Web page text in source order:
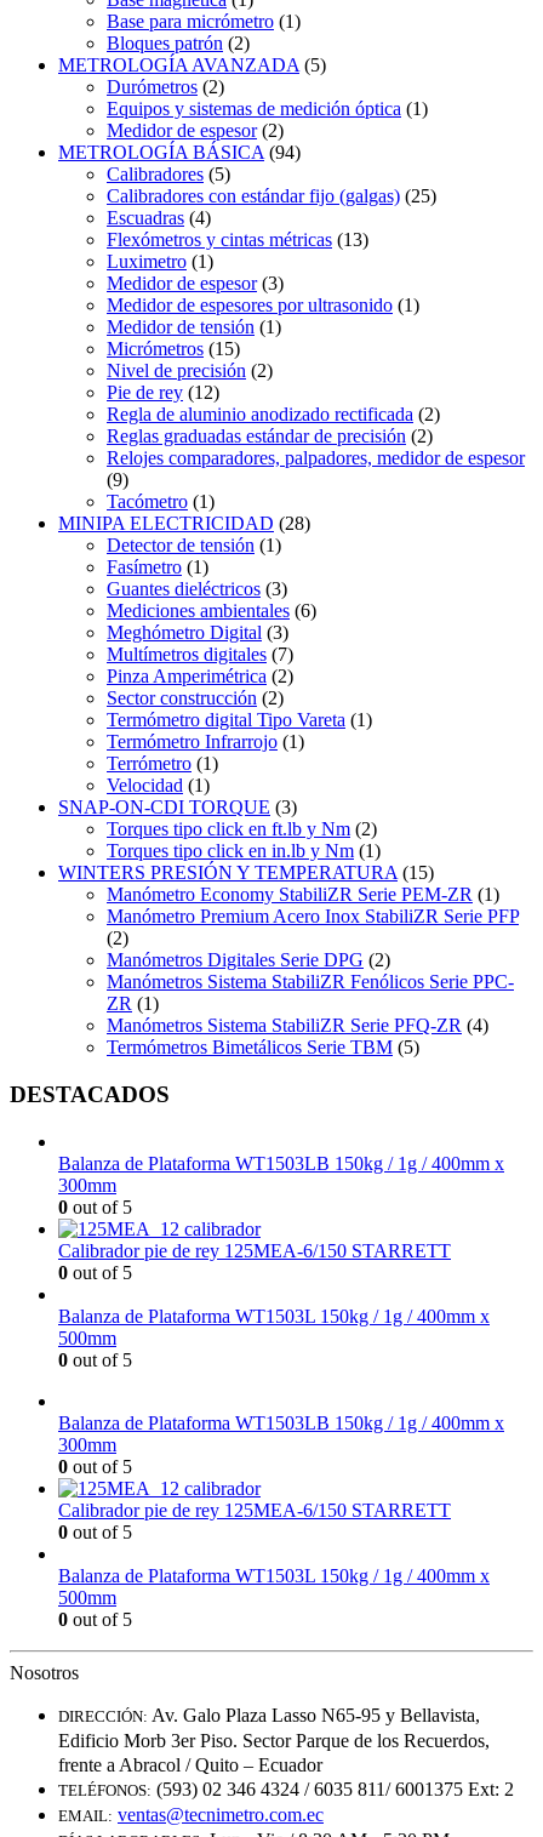
Base para micrómetro (1)
Bloques patrón (2)
METROLOGÍA AVANZADA (5)
Durómetros (2)
Equipos y sistemas de medición óptica (1)
Medidor de espesor (2)
METROLOGÍA BÁSICA (94)
Calibradores (5)
Calibradores con estándar fijo (galgas) (25)
Escuadras (4)
Flexómetros y cintas métricas (13)
Luximetro (1)
Medidor de espesor (3)
Medidor de espesores por ultrasonido (1)
Medidor de tensión (1)
Micrómetros (15)
Nivel de precisión (2)
Pie de rey (12)
Regla de aluminio anodizado rectificada (2)
Reglas graduadas estándar de precisión (2)
Relojes comparadores, palpadores, medidor de espesor
(9)
Tacómetro (1)
MINIPA ELECTRICIDAD (28)
Detector de tensión (1)
Fasímetro (1)
Guantes dieléctricos (3)
Mediciones ambientales (6)
Meghómetro Digital (3)
Multímetros digitales (7)
Pinza Amperimétrica (2)
Sector construcción (2)
Termómetro digital Tipo Vareta (1)
Termómetro Infrarrojo (1)
Terrómetro (1)
Velocidad (1)
SNAP-ON-CDI TORQUE (3)
Torques tipo click en ft.lb y Nm (2)
Torques tipo click en in.lb y Nm (1)
WINTERS PRESIÓN Y TEMPERATURA (15)
Manómetro Economy StabiliZR Serie PEM-ZR (1)
Manómetro Premium Acero Inox StabiliZR Serie PFP
(2)
Manómetros Digitales Serie DPG (2)
Manómetros Sistema StabiliZR Fenólicos Serie PPC-
ZR (1)
Manómetros Sistema StabiliZR Serie PFQ-ZR (4)
Termómetros Bimetálicos Serie TBM (5)
DESTACADOS
Balanza de Plataforma WT1503LB 150kg / 1g / 400mm x
300mm
0 out of 5
Calibrador pie de rey 125MEA-6/150 STARRETT
0 out of 5
Balanza de Plataforma WT1503L 150kg / 1g / 400mm x
500mm
0 out of 5
Balanza de Plataforma WT1503LB 150kg / 1g / 400mm x
300mm
0 out of 5
Calibrador pie de rey 125MEA-6/150 STARRETT
0 out of 5
Balanza de Plataforma WT1503L 150kg / 1g / 400mm x
500mm
0 out of 5
Nosotros
DIRECCIÓN: Av. Galo Plaza Lasso N65-95 y Bellavista,
Edificio Morb 3er Piso. Sector Parque de los Recuerdos,
frente a Abracol / Quito – Ecuador
TELÉFONOS: (593) 02 346 4324 / 6035 811/ 6001375 Ext: 2
EMAIL: ventas@tecnimetro.com.ec